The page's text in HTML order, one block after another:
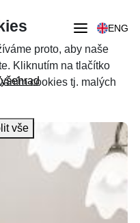
ENG
proto, aby naše
Kliknutím na tlačítko
cookies tj. malých
vše